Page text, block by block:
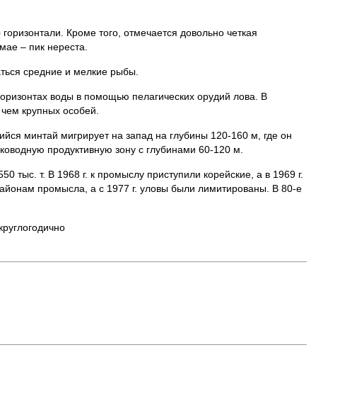
Кроме того, отмечается довольно четкая
– пик нереста.
средние и мелкие рыбы.
воды в помощью пелагических орудий лова. В
крупных особей.
минтай мигрирует на запад на глубины 120-160 м, где он
продуктивную зону с глубинами 60-120 м.
т. В 1968 г. к промыслу приступили корейские, а в 1969 г.
промысла, а с 1977 г. уловы были лимитированы. В 80-е